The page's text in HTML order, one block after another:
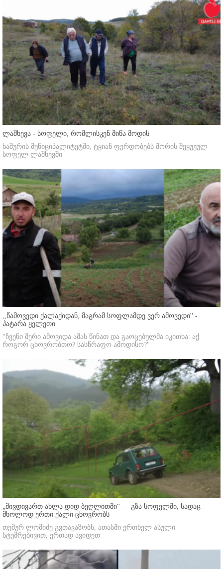
ლაშხევა - სოფელი, რომლისკენ მიწა მოდის
ხაშურის მუნიციპალიტეტში, ტყიან ფერდობებს შორის შეყუჟულ
სოფელ ლაშხევში
,,წამოვედი ქალაქიდან, მაგრამ სოფლამდე ვერ ამოვედი'' -
პატარა ყელეთი
"ჩვენი მერი ამოვიდა ამას წინათ და გაოცებულმა იკითხა: აქ
როგორ ცხოვრობთო? სასწრაფო ამოდისო?"
„მივდივართ ახლა დიდ ბეღლითში“ — გზა სოფელში, სადაც
მხოლოდ ერთი ქალი ცხოვრობს
თემურ ლომიძე გვთავაზობს, ათასში ერთხელ ასული
სტუმრებივით, ერთად ავიდეთ